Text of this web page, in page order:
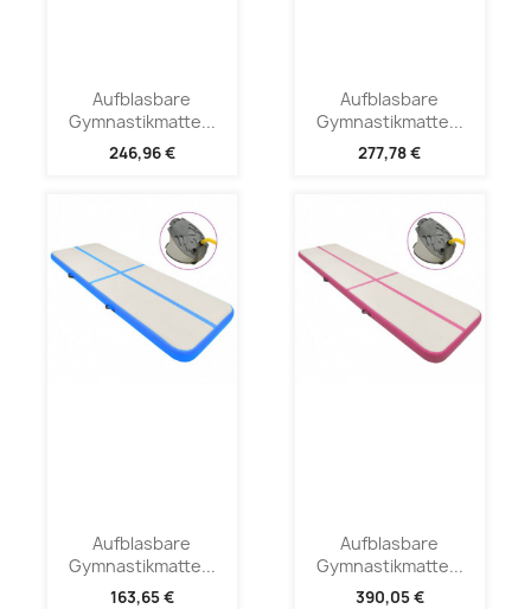
Aufblasbare
Gymnastikmatte...
246,96 €
Aufblasbare
Gymnastikmatte...
277,78 €
Aufblasbare
Gymnastikmatte...
163,65 €
Aufblasbare
Gymnastikmatte...
390,05 €